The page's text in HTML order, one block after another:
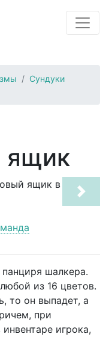
Сундуки
ящик
Next
шалкера.
из 16 цветов.
то он выпадет, а
при
игрока,